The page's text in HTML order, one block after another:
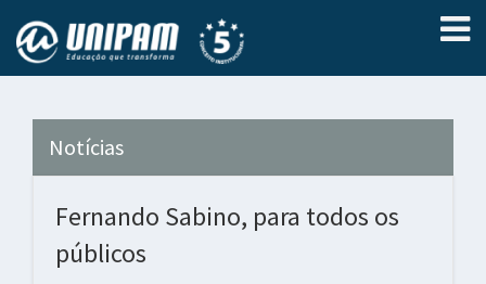
Notícias
Fernando Sabino, para todos os
públicos